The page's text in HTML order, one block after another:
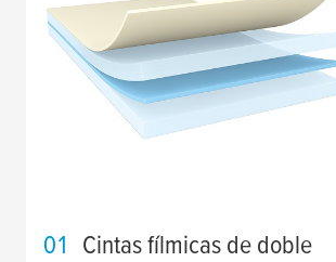
01
Cintas fílmicas de doble